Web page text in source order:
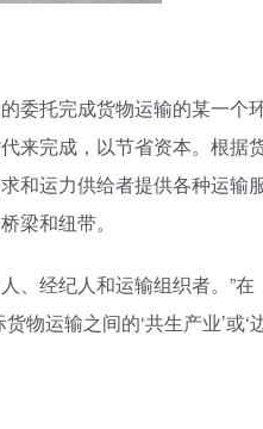
委托完成货物运输的某一个
来完成，以节省资本。根据
和运力供给者提供各种运输
梁和纽带。
、经纪人和运输组织者。”在
物运输之间的‘共生产业’或‘